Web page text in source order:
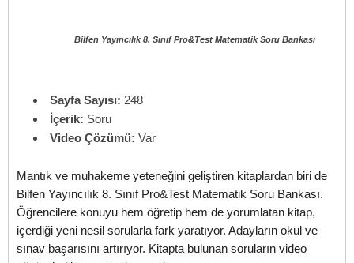
Bilfen Yayıncılık 8. Sınıf Pro&Test Matematik Soru Bankası
Sayfa Sayısı: 248
İçerik: Soru
Video Çözümü: Var
Mantık ve muhakeme yeteneğini geliştiren kitaplardan biri de
Bilfen Yayıncılık 8. Sınıf Pro&Test Matematik Soru Bankası.
Öğrencilere konuyu hem öğretip hem de yorumlatan kitap,
içerdiği yeni nesil sorularla fark yaratıyor. Adayların okul ve
sınav başarısını artırıyor. Kitapta bulunan soruların video